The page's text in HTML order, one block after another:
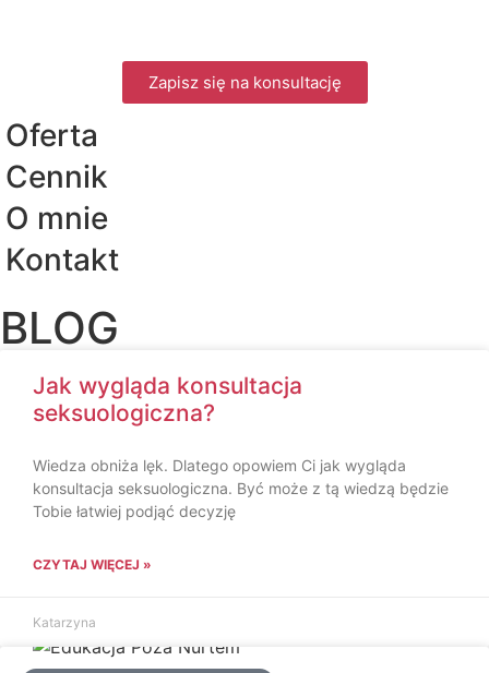
Zapisz się na konsultację
Oferta
Cennik
O mnie
Kontakt
BLOG
Jak wygląda konsultacja
seksuologiczna?
Wiedza obniża lęk. Dlatego opowiem Ci jak wygląda
konsultacja seksuologiczna. Być może z tą wiedzą będzie
Tobie łatwiej podjąć decyzję
CZYTAJ WIĘCEJ »
Katarzyna